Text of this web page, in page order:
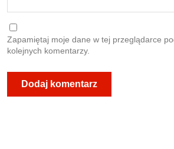
Zapamiętaj moje dane w tej przeglądarce
kolejnych komentarzy.